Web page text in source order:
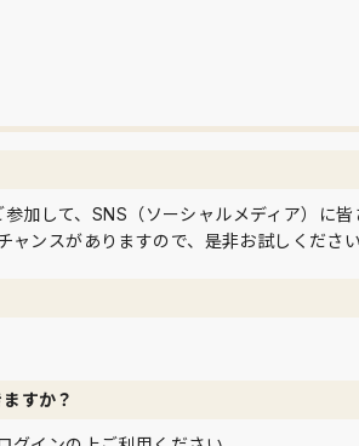
加して、SNS（ソーシャルメディア）に皆
ンスがありますので、是非お試しください
すか？